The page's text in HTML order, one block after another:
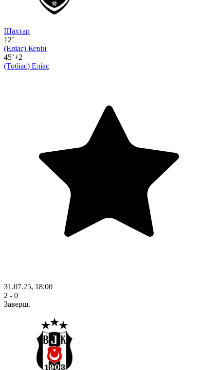
Шахтар
12’
(Еліас) Кевін
45’+2
(Тобіас) Еліас
31.07.25, 18:00
2 - 0
Заверш.